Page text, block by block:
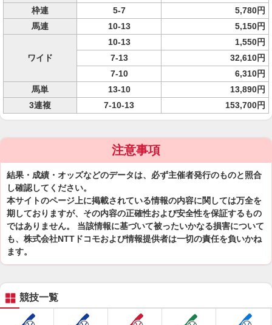
枠連
5-7
5,780円
馬連
10-13 5,150円
ワイド
10-13
1,550円
7-13
32,610円
7-10
6,310円
馬単
13-10
13,890円
3連複
7-10-13 153,700円
注意事項
結果・成績・オッズなどのデータは、必ず主催者発行のものと照合
し確認してください。
本サイトのページ上に掲載されている情報の内容に関しては万全を
期しておりますが、その内容の正確性および安全性を保証するもの
ではありません。 当該情報に基づいて被ったいかなる損害について
も、株式会社NTTドコモおよび情報提供者は一切の責任を負いかね
ます。
競技一覧